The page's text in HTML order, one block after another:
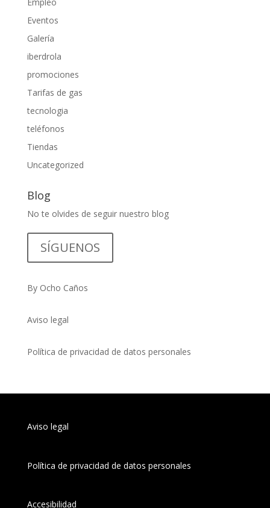
Empleo
Eventos
Galería
iberdrola
promociones
Tarifas de gas
tecnologia
teléfonos
Tiendas
Uncategorized
Blog
No te olvides de seguir nuestro blog
SÍGUENOS
By Ocho Caños
Aviso legal
Política de privacidad de datos personales
Aviso legal
Política de privacidad de datos personales
Accesibilidad